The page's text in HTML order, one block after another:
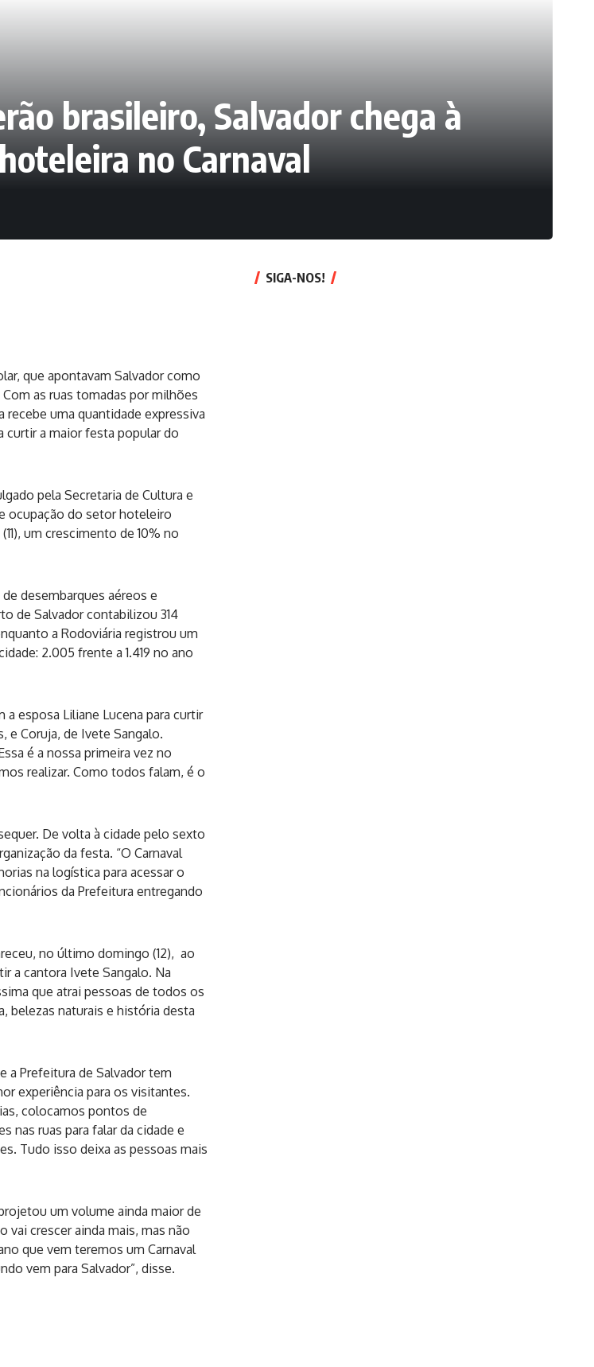
brasileiro, Salvador chega à
no Carnaval
que apontavam Salvador como
as ruas tomadas por milhões
recebe uma quantidade expressiva
curtir a maior festa popular do
pela Secretaria de Cultura e
ocupação do setor hoteleiro
um crescimento de 10% no
desembarques aéreos e
de Salvador contabilizou 314
a Rodoviária registrou um
2.005 frente a 1.419 no ano
esposa Liliane Lucena para curtir
e Coruja, de Ivete Sangalo.
é a nossa primeira vez no
realizar. Como todos falam, é o
De volta à cidade pelo sexto
da festa. “O Carnaval
na logística para acessar o
da Prefeitura entregando
no último domingo (12), ao
a cantora Ivete Sangalo. Na
que atrai pessoas de todos os
belezas naturais e história desta
a Prefeitura de Salvador tem
experiência para os visitantes.
colocamos pontos de
nas ruas para falar da cidade e
Tudo isso deixa as pessoas mais
um volume ainda maior de
crescer ainda mais, mas não
que vem teremos um Carnaval
vem para Salvador”, disse.
SIGA-NOS!